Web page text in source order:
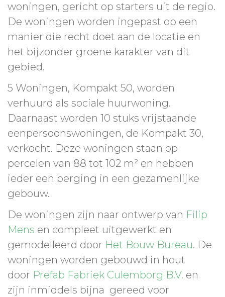
woningen, gericht op starters uit de regio.
De woningen worden ingepast op een
manier die recht doet aan de locatie en
het bijzonder groene karakter van dit
gebied.
5 Woningen, Kompakt 50, worden
verhuurd als sociale huurwoning.
Daarnaast worden 10 stuks vrijstaande
eenpersoonswoningen, de Kompakt 30,
verkocht. Deze woningen staan op
percelen van 88 tot 102 m² en hebben
ieder een berging in een gezamenlijke
gebouw.
De woningen zijn naar ontwerp van Filip
Mens en compleet uitgewerkt en
gemodelleerd door Het Bouw Bureau. De
woningen worden gebouwd in hout
door Prefab Fabriek Culemborg B.V. en
zijn inmiddels bijna gereed voor